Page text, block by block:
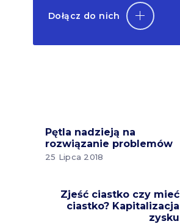
Dołącz do nich
Pętla nadzieją na
rozwiązanie problemów
25 Lipca 2018
Zjeść ciastko czy mieć
ciastko? Kapitalizacja
zysku